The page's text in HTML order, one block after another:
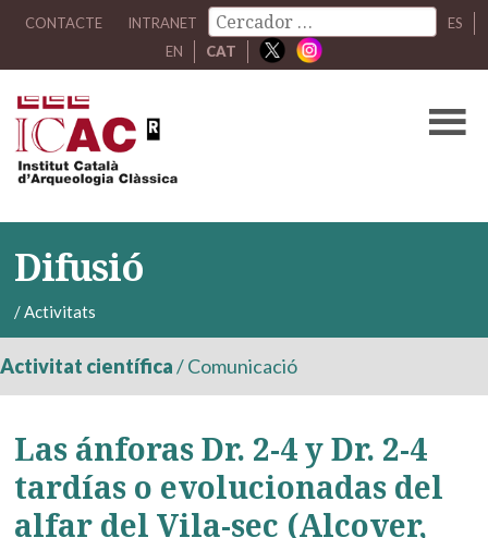
CONTACTE INTRANET
ES
EN
CAT
Difusió
/Activitats
Activitat científica/Comunicació
Las ánforas Dr. 2-4 y Dr. 2-4
tardías o evolucionadas del
alfar del Vila-sec (Alcover,